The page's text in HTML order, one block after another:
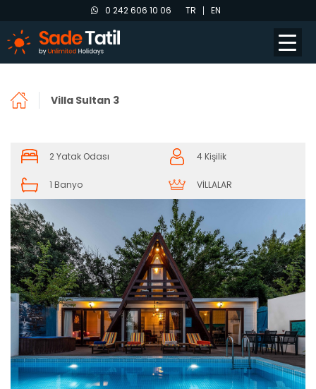
0 242 606 10 06 TR EN
Villa Sultan 3
2 Yatak Odası 4 Kişilik
1 Banyo VİLLALAR